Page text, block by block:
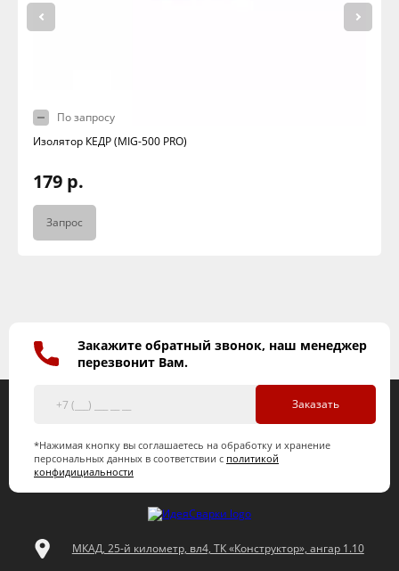
По запросу
Изолятор КЕДР (MIG-500 PRO)
179 р.
Запрос
Закажите обратный звонок, наш менеджер
перезвонит Вам.
Заказать
*Нажимая кнопку вы соглашаетесь на обработку и хранение
персональных данных в соответствии с политикой
конфидициальности
МКАД, 25-й километр, вл4, ТК «Конструктор», ангар 1.10